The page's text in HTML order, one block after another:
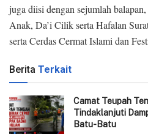
juga diisi dengan sejumlah
Anak, Da’i Cilik serta Hafalan
serta Cerdas Cermat Islami dan
Berita Terkait
Camat Teupah
Tindaklanjuti
Batu-Batu